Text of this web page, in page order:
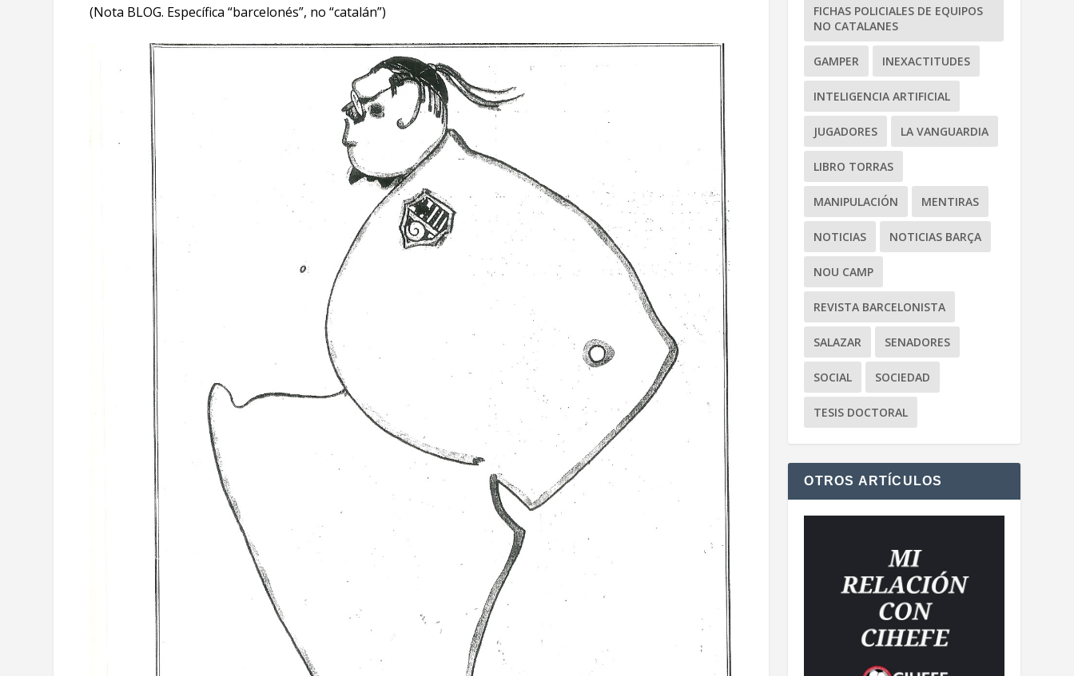
(Nota BLOG. Específica “barcelonés”, no “catalán”)
FICHAS POLICIALES DE EQUIPOS
NO CATALANES
GAMPER INEXACTITUDES
INTELIGENCIA ARTIFICIAL
JUGADORES LA VANGUARDIA
LIBRO TORRAS
MANIPULACIÓN MENTIRAS
NOTICIAS NOTICIAS BARÇA
NOU CAMP
REVISTA BARCELONISTA
SALAZAR SENADORES
SOCIAL SOCIEDAD
TESIS DOCTORAL
OTROS ARTÍCULOS